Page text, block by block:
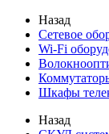
Назад
Сетевое
Wi-Fi
Шкафы
Назад